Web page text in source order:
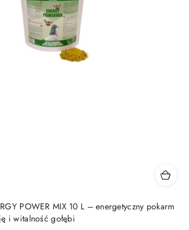
POWER MIX 10 L – energetyczny pokarm
i witalność gołębi